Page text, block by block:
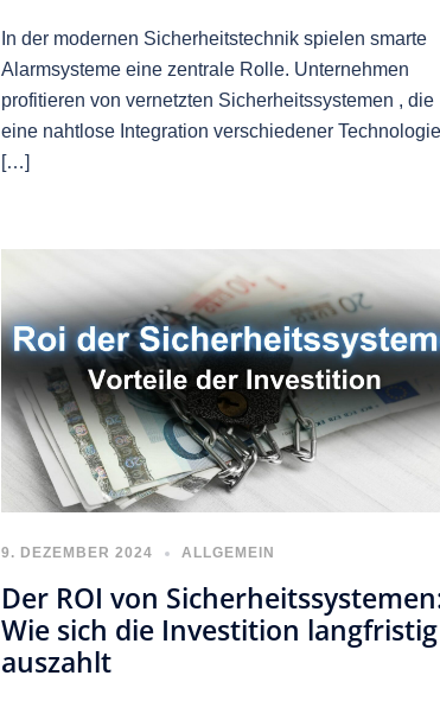
In der modernen Sicherheitstechnik spielen smarte
Alarmsysteme eine zentrale Rolle. Unternehmen
profitieren von vernetzten Sicherheitssystemen , die
eine nahtlose Integration verschiedener
[…]
9. DEZEMBER 2024 ALLGEMEIN
Der ROI von
Wie sich die Investition langfristig
auszahlt